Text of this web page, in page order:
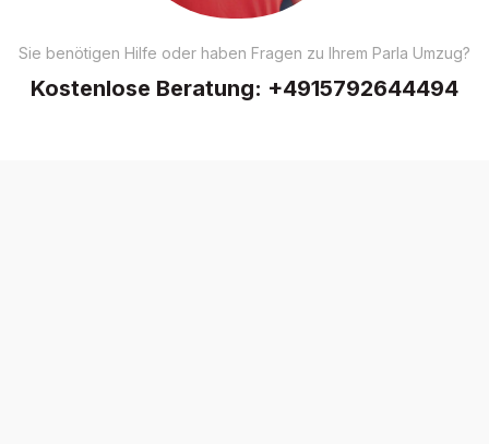
Sie benötigen Hilfe oder haben Fragen zu Ihrem Parla Umzug?
Kostenlose Beratung: +4915792644494